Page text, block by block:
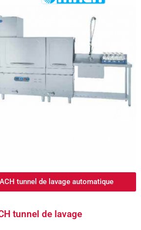
tunnel de lavage automatique
tunnel de lavage